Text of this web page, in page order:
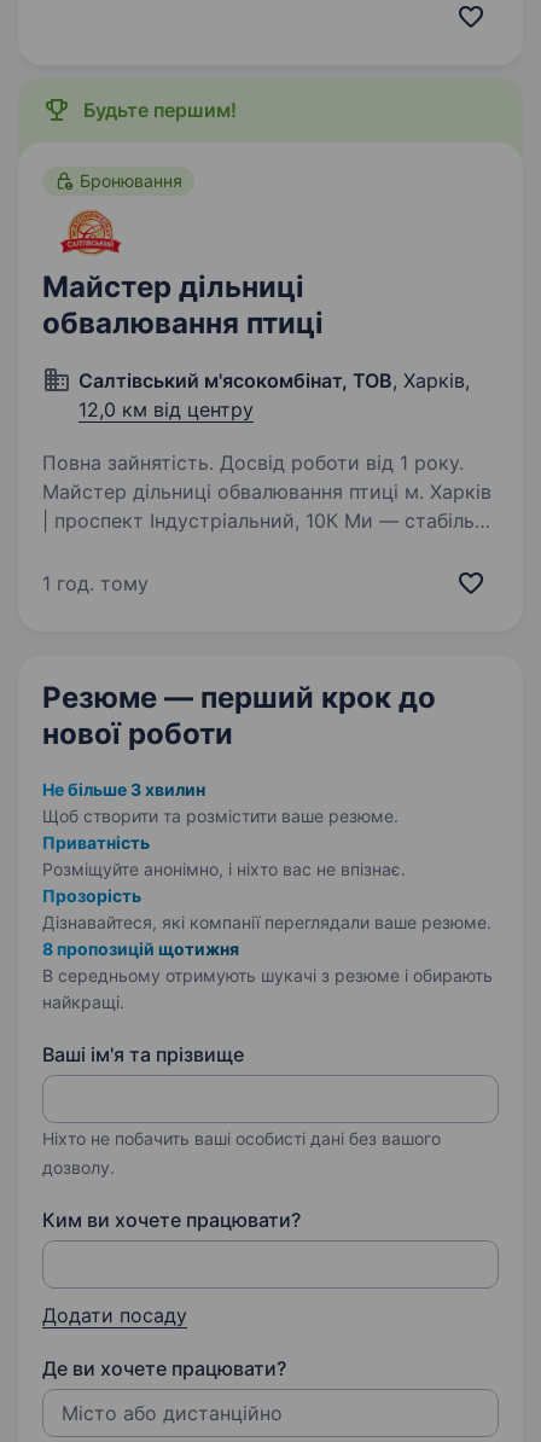
Будьте першим!
Бронювання
Майстер дільниці
обвалювання птиці
Салтівський м'ясокомбінат, ТОВ, Харків,
12,0 км від центру
Повна зайнятість. Досвід роботи від 1 року.
Майстер дільниці обвалювання птиці м. Харків
| проспект Індустріальний, 10К Ми — стабільне
промисловості, яке активно розвивається
1 год. тому
Резюме — перший крок до
нової роботи
Не більше 3 хвилин
Щоб створити та розмістити ваше резюме.
Приватність
Розміщуйте анонімно, і ніхто вас не впізнає.
Прозорість
Дізнавайтеся, які компанії переглядали ваше резюме.
8 пропозицій щотижня
В середньому отримують шукачі з резюме і обирають
найкращі.
Ваші ім'я та прізвище
Ніхто не побачить ваші особисті дані без вашого
дозволу.
Ким ви хочете працювати?
Додати посаду
Де ви хочете працювати?